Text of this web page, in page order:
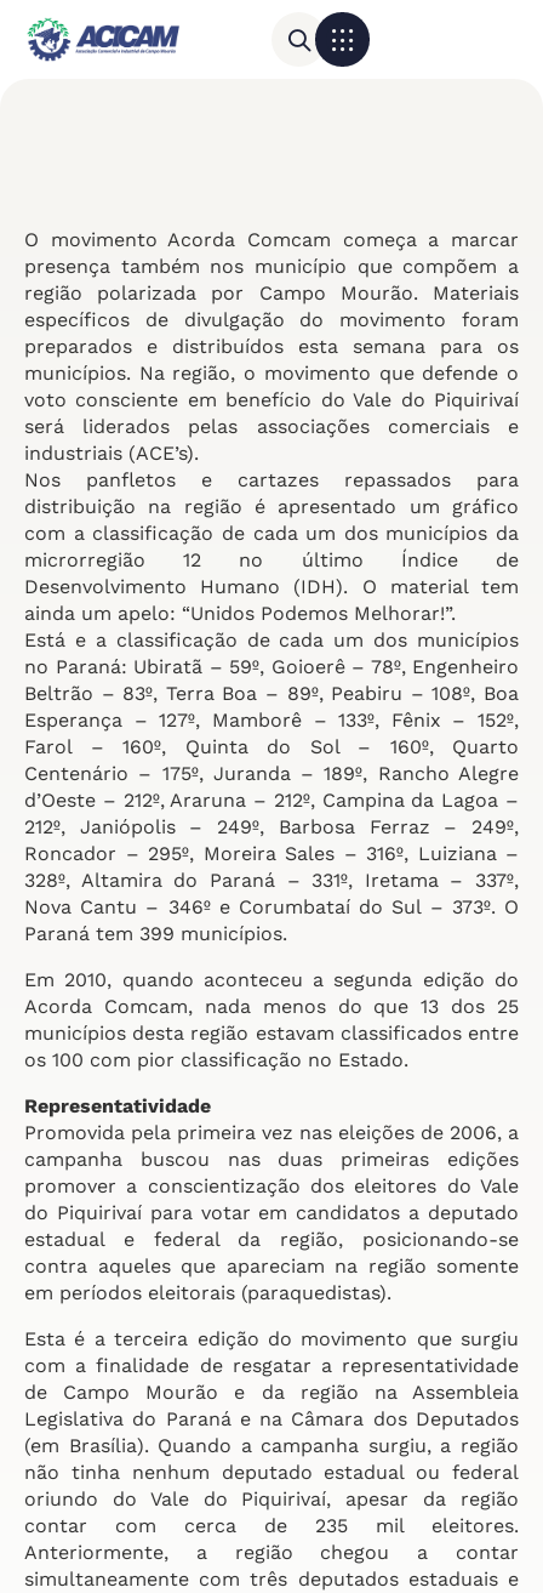
O movimento Acorda Comcam começa a marcar
presença também nos município que compõem a
região polarizada por Campo Mourão. Materiais
específicos de divulgação do movimento foram
preparados e distribuídos esta semana para os
municípios. Na região, o movimento que defende o
voto consciente em benefício do Vale do Piquirivaí
será liderados pelas associações comerciais e
industriais (ACE’s).
Nos panfletos e cartazes repassados para
distribuição na região é apresentado um gráfico
com a classificação de cada um dos municípios da
microrregião 12 no último Índice de
Desenvolvimento Humano (IDH). O material tem
ainda um apelo: “Unidos Podemos Melhorar!”.
Está e a classificação de cada um dos municípios
no Paraná: Ubiratã – 59º, Goioerê – 78º, Engenheiro
Beltrão – 83º, Terra Boa – 89º, Peabiru – 108º, Boa
Esperança – 127º, Mamborê – 133º, Fênix – 152º,
Farol – 160º, Quinta do Sol – 160º, Quarto
Centenário – 175º, Juranda – 189º, Rancho Alegre
d’Oeste – 212º, Araruna – 212º, Campina da Lagoa –
212º, Janiópolis – 249º, Barbosa Ferraz – 249º,
Roncador – 295º, Moreira Sales – 316º, Luiziana –
328º, Altamira do Paraná – 331º, Iretama – 337º,
Nova Cantu – 346º e Corumbataí do Sul – 373º. O
Paraná tem 399 municípios.
Em 2010, quando aconteceu a segunda edição do
Acorda Comcam, nada menos do que 13 dos 25
municípios desta região estavam classificados entre
os 100 com pior classificação no Estado.
Representatividade
Promovida pela primeira vez nas eleições de 2006, a
campanha buscou nas duas primeiras edições
promover a conscientização dos eleitores do Vale
do Piquirivaí para votar em candidatos a deputado
estadual e federal da região, posicionando-se
contra aqueles que apareciam na região somente
em períodos eleitorais (paraquedistas).
Esta é a terceira edição do movimento que surgiu
com a finalidade de resgatar a representatividade
de Campo Mourão e da região na Assembleia
Legislativa do Paraná e na Câmara dos Deputados
(em Brasília). Quando a campanha surgiu, a região
não tinha nenhum deputado estadual ou federal
oriundo do Vale do Piquirivaí, apesar da região
contar com cerca de 235 mil eleitores.
Anteriormente, a região chegou a contar
simultaneamente com três deputados estaduais e